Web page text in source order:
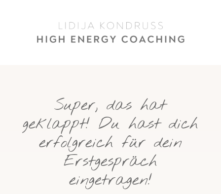
Super, das hat
geklappt! Du hast dich
erfolgreich für dein
Erstgespräch
eingetragen!